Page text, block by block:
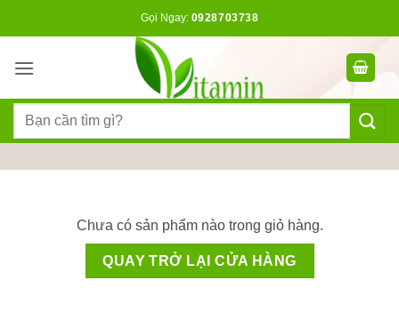
dung
Gọi Ngay: 0928703738
Tìm
Chưa có sản phẩm nào trong giỏ hàng.
QUAY TRỞ LẠI CỬA HÀNG